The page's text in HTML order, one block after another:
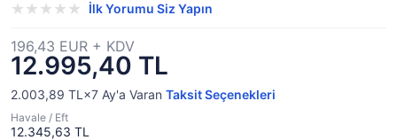
İlk Yorumu Siz Yapın
12.995,40 TL
196,43 EUR + KDV
2.003,89 TL×7 Ay'a Varan Taksit Seçenekleri
Havale / Eft
12.345,63 TL